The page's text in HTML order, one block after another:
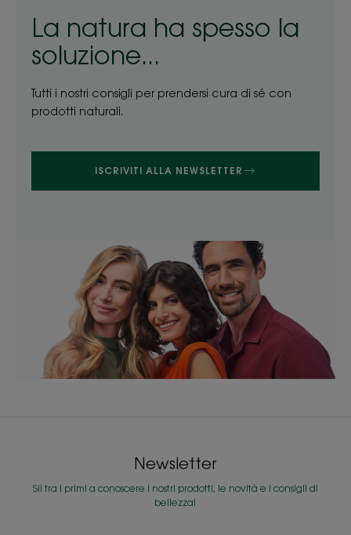
La natura ha spesso la
soluzione...
Tutti i nostri consigli per prendersi cura di sé con
prodotti naturali.
ISCRIVITI ALLA NEWSLETTER
Newsletter
Sii tra i primi a conoscere i nostri prodotti, le novità e i consigli di
bellezza!